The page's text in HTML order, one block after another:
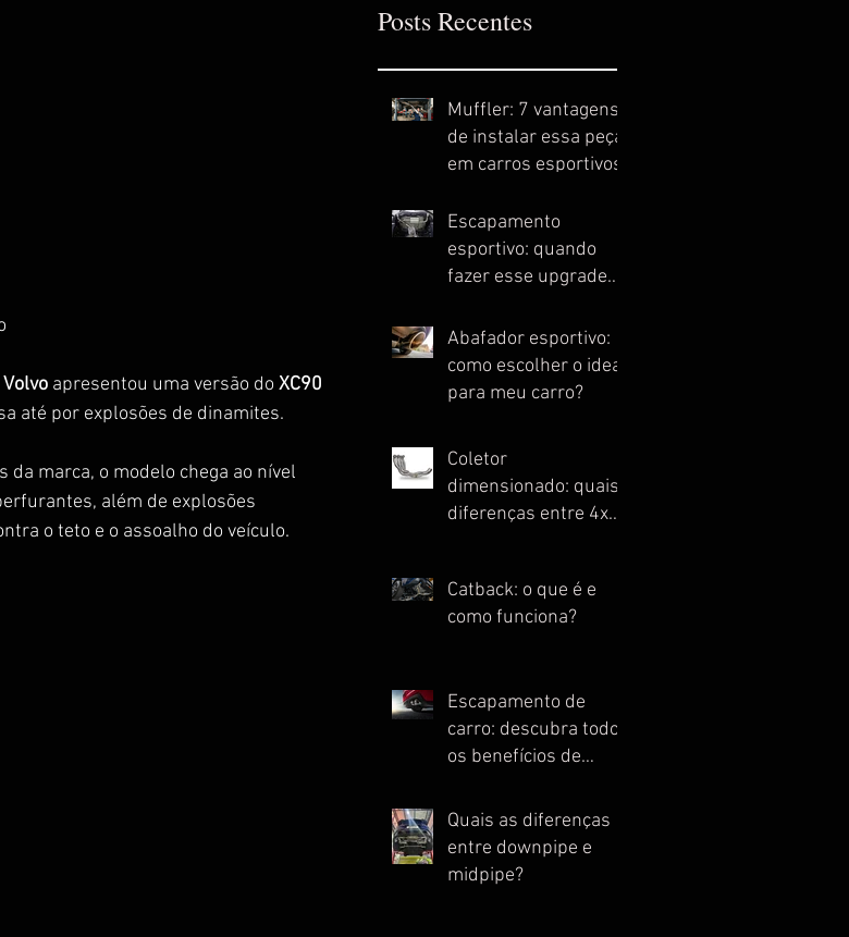
Volvo apresentou uma versão do XC90
até por explosões de dinamites.
marca, o modelo chega ao nível
além de explosões
o teto e o assoalho do veículo.
Posts Recentes
Muffler: 7 vantagens
de instalar essa peça
em carros esportivos
Escapamento
esportivo: quando
fazer esse upgrade
Abafador esportivo:
como escolher o ideal
para meu carro?
Coletor
dimensionado: quais
diferenças entre 4x1,
Catback: o que é e
como funciona?
Escapamento de
carro: descubra todos
os benefícios de
Quais as diferenças
entre downpipe e
midpipe?